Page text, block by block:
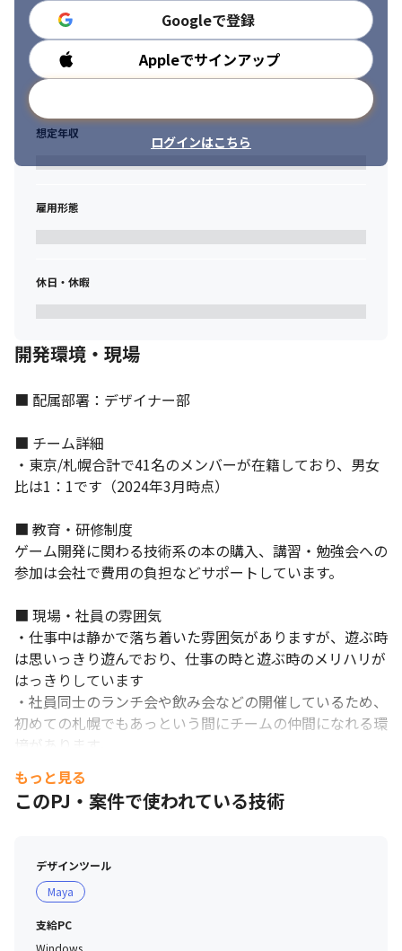
Googleで登録
Appleでサインアップ
ログインはこちら
勤務時間
想定年収
雇用形態
休日・休暇
開発環境・現場
■ 配属部署：デザイナー部
■ チーム詳細
・東京/札幌合計で41名のメンバーが在籍しており、男女
比は1：1です（2024年3月時点）
■ 教育・研修制度
ゲーム開発に関わる技術系の本の購入、講習・勉強会への
参加は会社で費用の負担などサポートしています。
■ 現場・社員の雰囲気
・仕事中は静かで落ち着いた雰囲気がありますが、遊ぶ時
は思いっきり遊んでおり、仕事の時と遊ぶ時のメリハリが
はっきりしています
・社員同士のランチ会や飲み会などの開催しているため、
初めての札幌でもあっという間にチームの仲間になれる環
境があります。
・先輩社員が一緒に解決してくれるので困ったことがない
と若手メンバーが言ってしまうくらい、サポートが手厚い
文化があります
・みんなで集まってゲーム大会や、外ではスポーツなどア
クティブな活動もしています
もっと見る
このPJ・案件で使われている技術
デザインツール
Maya
支給PC
Windows